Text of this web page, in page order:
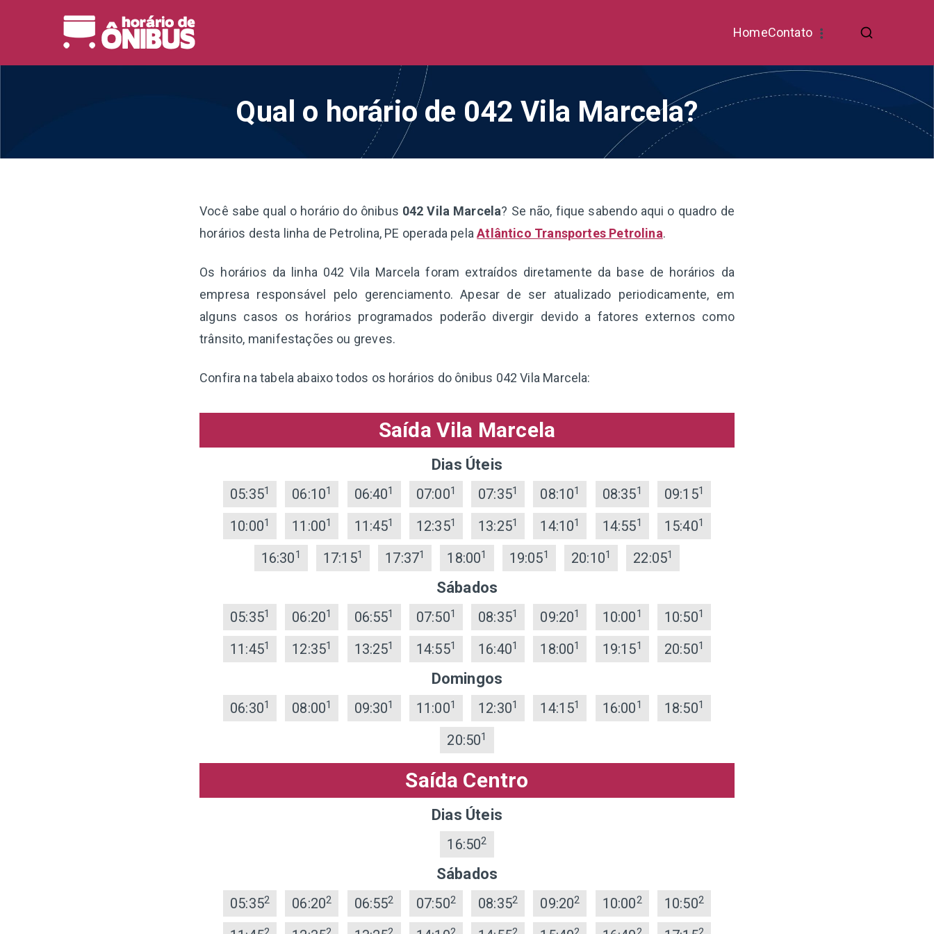
HomeContato
Qual o horário de 042 Vila Marcela?
Você sabe qual o horário do ônibus 042 Vila Marcela? Se não, fique sabendo aqui o quadro de
horários desta linha de Petrolina, PE operada pelaAtlântico Transportes Petrolina.
Os horários da linha 042 Vila Marcela foram extraídos diretamente da base de horários da
empresa responsável pelo gerenciamento. Apesar de ser atualizado periodicamente, em
alguns casos os horários programados poderão divergir devido a fatores externos como
trânsito, manifestações ou greves.
Confira na tabela abaixo todos os horários do ônibus 042 Vila Marcela:
Saída Vila Marcela
Dias Úteis
05:351 06:101 06:401 07:001 07:351 08:101 08:351 09:151
10:001 11:001 11:451 12:351 13:251 14:101 14:551 15:401
16:301 17:151 17:371 18:001 19:051 20:101 22:051
Sábados
05:351 06:201 06:551 07:501 08:351 09:201 10:001 10:501
11:451 12:351 13:251 14:551 16:401 18:001 19:151 20:501
Domingos
06:301 08:001 09:301 11:001 12:301 14:151 16:001 18:501
20:501
Saída Centro
Dias Úteis
16:502
Sábados
05:352 06:202 06:552 07:502 08:352 09:202 10:002 10:502